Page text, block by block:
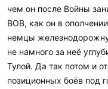
чем он после Войны
ВОВ, как он в
немцы
не намного за неё
Тулой. Да так потом и
позиционных боёв под